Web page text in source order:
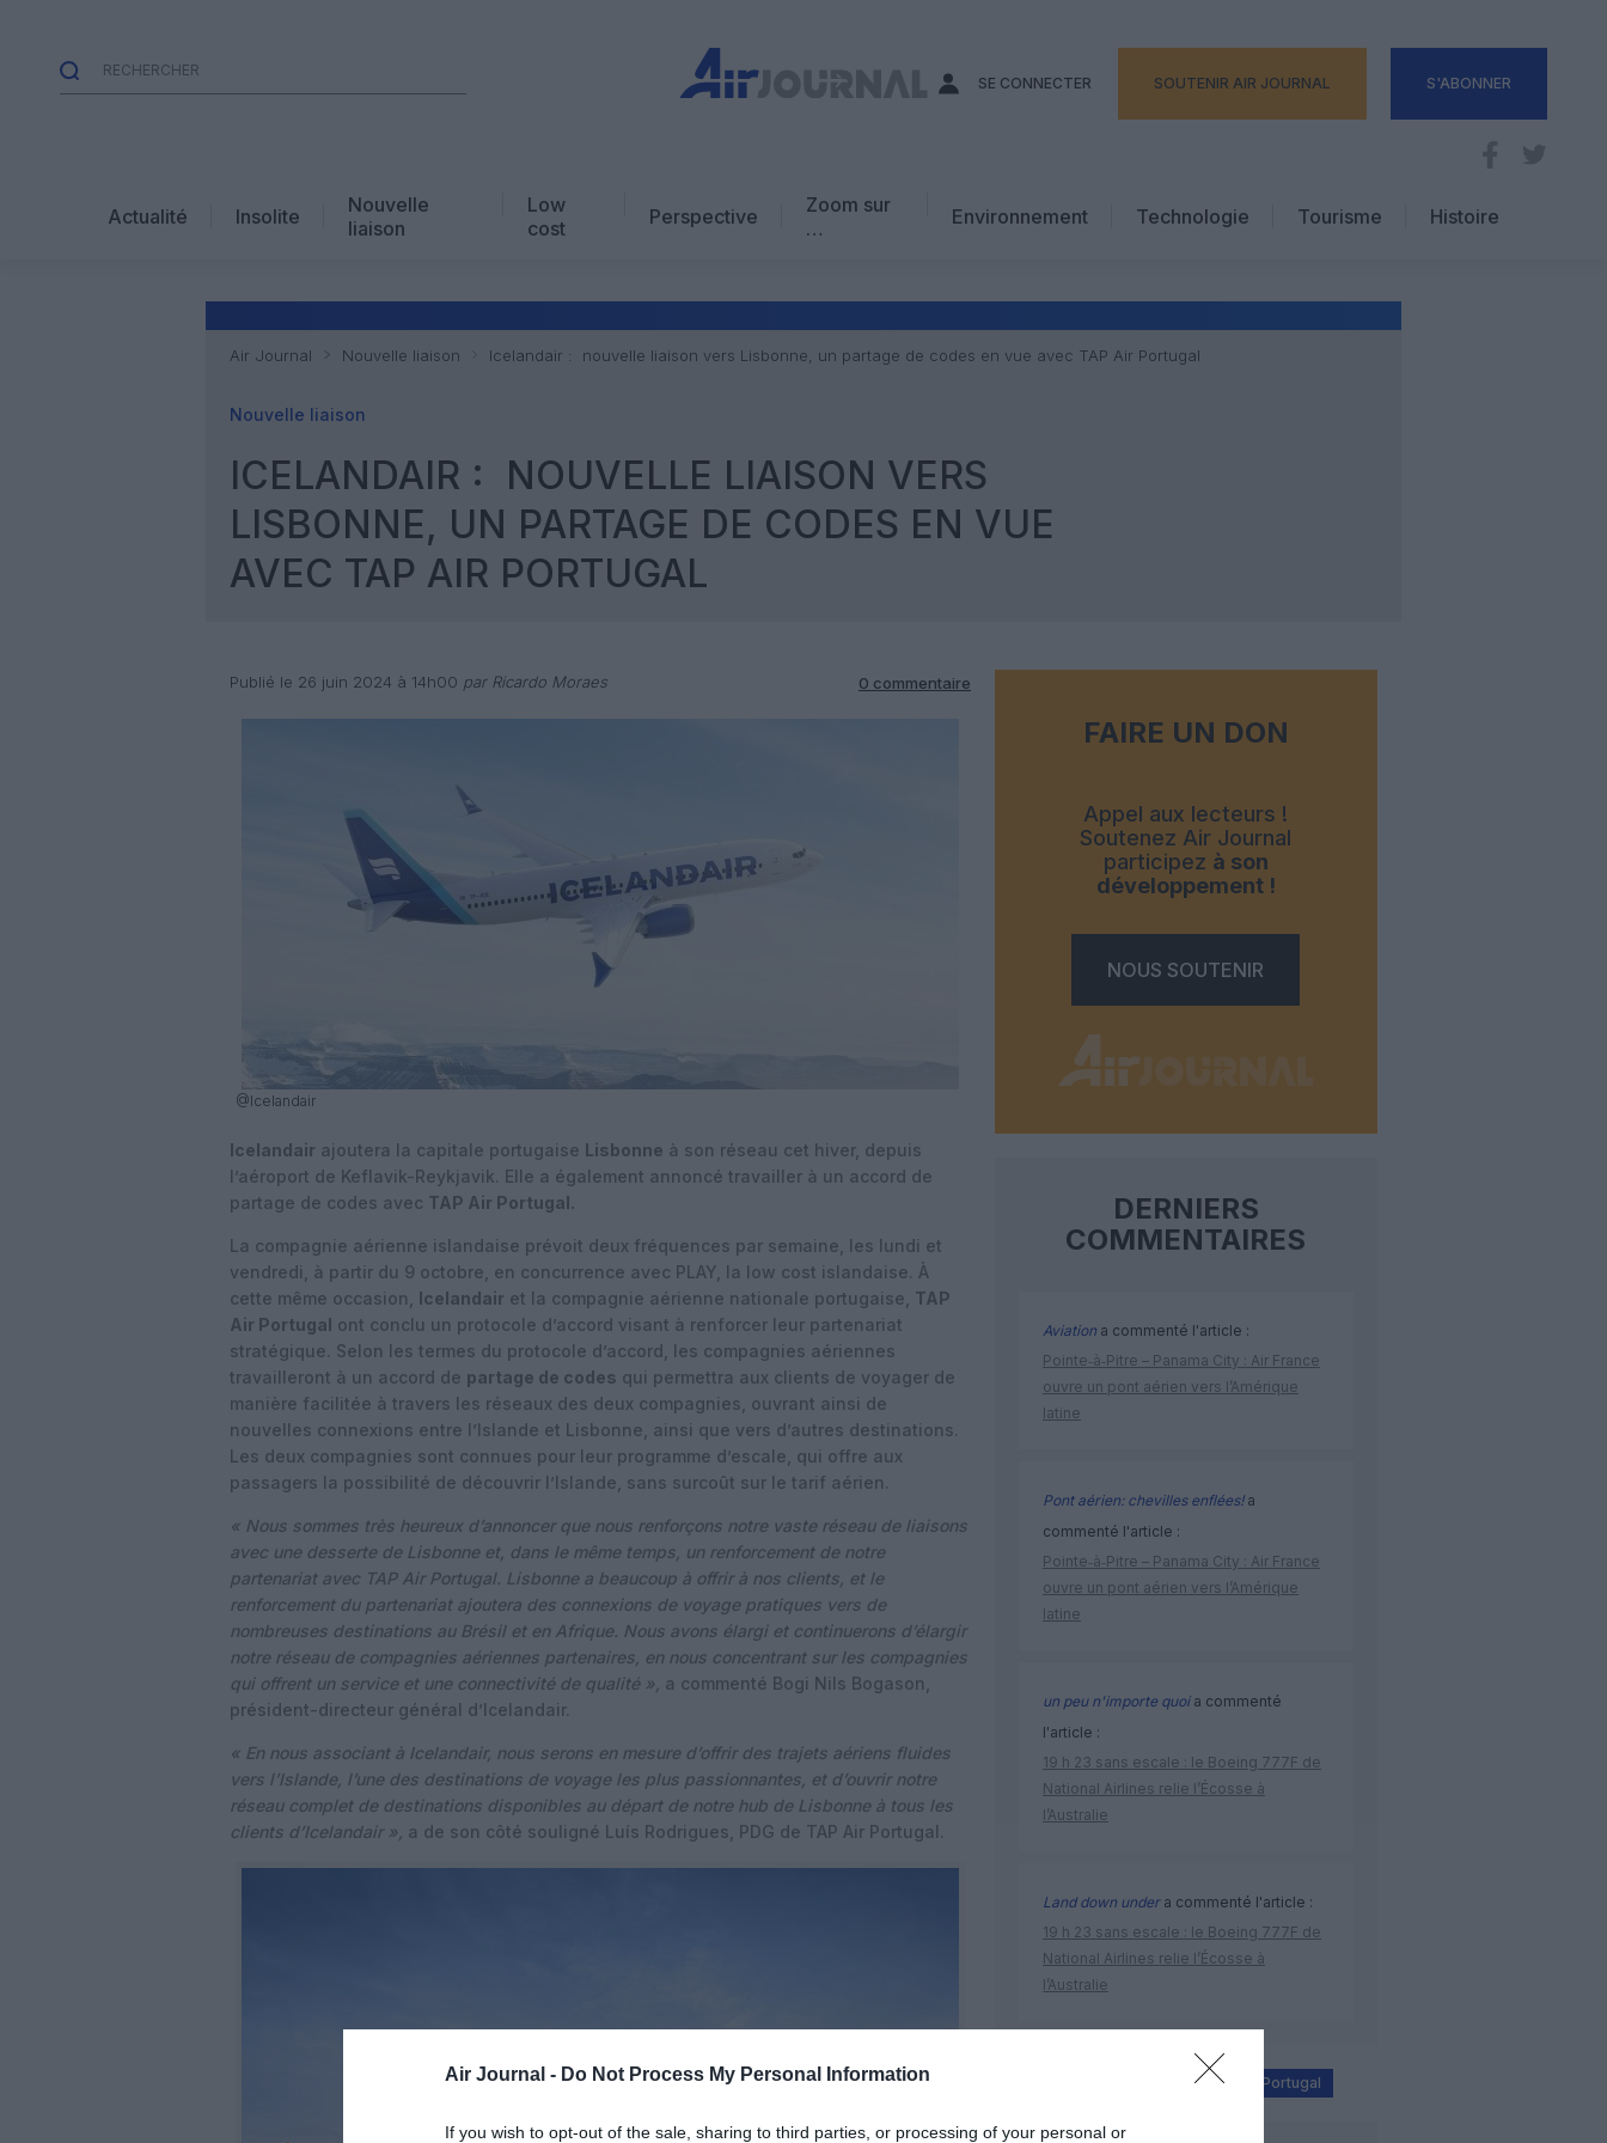
Air Journal - Do Not Process My Personal Information
If you wish to opt-out of the sale, sharing to third parties, or processing of your personal or
SE CONNECTER SOUTENIR AIR JOURNAL S'ABONNER
Actualité Insolite
Nouvelle
liaison
Low
cost
Perspective
Zoom sur
…
Avis d’expert
Environnement Technologie
Tourisme
Hôtellerie
Histoire
Air Journal Nouvelle liaison Icelandair : nouvelle liaison vers Lisbonne, un partage de codes en vue avec TAP Air Portugal
Nouvelle liaison
ICELANDAIR : NOUVELLE LIAISON VERS
LISBONNE, UN PARTAGE DE CODES EN VUE
AVEC TAP AIR PORTUGAL
Publié le 26 juin 2024 à 14h00 par Ricardo Moraes 0 commentaire
@Icelandair
Icelandair ajoutera la capitale portugaise Lisbonne à son réseau cet hiver, depuis
l’aéroport de Keflavik-Reykjavik. Elle a également annoncé travailler à un accord de
partage de codes avec TAP Air Portugal.
La compagnie aérienne islandaise prévoit deux fréquences par semaine, les lundi et
vendredi, à partir du 9 octobre, en concurrence avec PLAY, la low cost islandaise. À
cette même occasion, Icelandair et la compagnie aérienne nationale portugaise, TAP
Air Portugal ont conclu un protocole d’accord visant à renforcer leur partenariat
stratégique. Selon les termes du protocole d’accord, les compagnies aériennes
travailleront à un accord de partage de codes qui permettra aux clients de voyager de
manière facilitée à travers les réseaux des deux compagnies, ouvrant ainsi de
nouvelles connexions entre l’Islande et Lisbonne, ainsi que vers d’autres destinations.
Les deux compagnies sont connues pour leur programme d’escale, qui offre aux
passagers la possibilité de découvrir l’Islande, sans surcoût sur le tarif aérien.
« Nous sommes très heureux d’annoncer que nous renforçons notre vaste réseau de liaisons
avec une desserte de Lisbonne et, dans le même temps, un renforcement de notre
partenariat avec TAP Air Portugal. Lisbonne a beaucoup à offrir à nos clients, et le
renforcement du partenariat ajoutera des connexions de voyage pratiques vers de
nombreuses destinations au Brésil et en Afrique. Nous avons élargi et continuerons d’élargir
notre réseau de compagnies aériennes partenaires, en nous concentrant sur les compagnies
qui offrent un service et une connectivité de qualité », a commenté Bogi Nils Bogason,
président-directeur général d’Icelandair.
« En nous associant à Icelandair, nous serons en mesure d’offrir des trajets aériens fluides
vers l’Islande, l’une des destinations de voyage les plus passionnantes, et d’ouvrir notre
réseau complet de destinations disponibles au départ de notre hub de Lisbonne à tous les
clients d’Icelandair », a de son côté souligné Luís Rodrigues, PDG de TAP Air Portugal.
FAIRE UN DON
Appel aux lecteurs !
Soutenez Air Journal
participez à son
développement !
NOUS SOUTENIR
DERNIERS
COMMENTAIRES
Aviation a commenté l'article :
Pointe‑à‑Pitre – Panama City : Air France
ouvre un pont aérien vers l’Amérique
latine
Pont aérien: chevilles enflées!a
commenté l'article :
Pointe‑à‑Pitre – Panama City : Air France
ouvre un pont aérien vers l’Amérique
latine
un peu n'importe quoia commenté
l'article :
19 h 23 sans escale : le Boeing 777F de
National Airlines relie l’Écosse à
l’Australie
Land down undera commenté l'article :
19 h 23 sans escale : le Boeing 777F de
National Airlines relie l’Écosse à
l’Australie
TAP Air Portugal